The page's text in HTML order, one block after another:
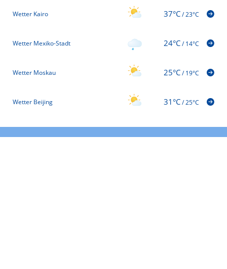
Wetter Kairo 37°C/23°C
Wetter Mexiko-Stadt 24°C/14°C
Wetter Moskau 25°C/19°C
Wetter Beijing 31°C/25°C